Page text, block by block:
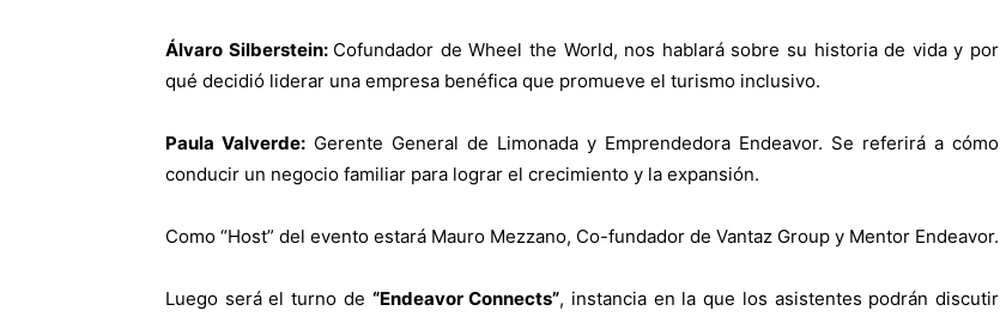
Álvaro Silberstein: Cofundador de Wheel the World, nos hablará sobre su historia de vida y por
qué decidió liderar una empresa benéfica que promueve el turismo inclusivo.
Paula Valverde: Gerente General de Limonada y Emprendedora Endeavor. Se referirá a cómo
conducir un negocio familiar para lograr el crecimiento y la expansión.
Como “Host” del evento estará Mauro Mezzano, Co-fundador de Vantaz Group y Mentor Endeavor.
Luego será el turno de “Endeavor Connects”, instancia en la que los asistentes podrán discutir